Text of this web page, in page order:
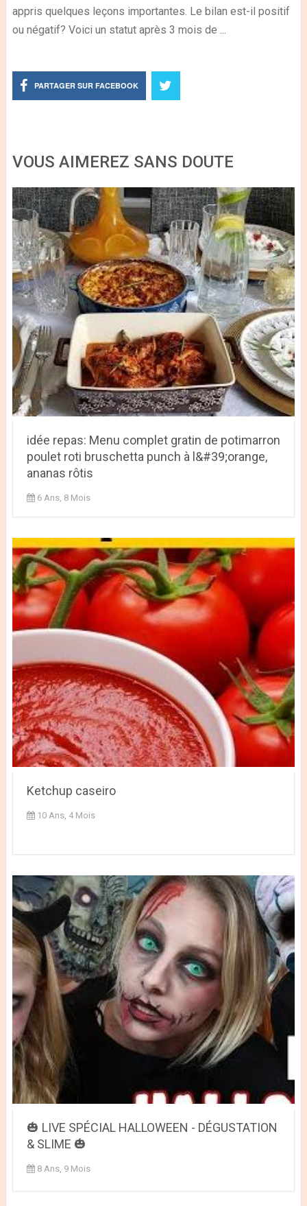
appris quelques leçons importantes. Le bilan est-il positif
ou négatif? Voici un statut après 3 mois de ...
PARTAGER SUR FACEBOOK
VOUS AIMEREZ SANS DOUTE
idée repas: Menu complet gratin de potimarron
poulet roti bruschetta punch à l&#39;orange,
ananas rôtis
6 Ans, 8 Mois
Ketchup caseiro
10 Ans, 4 Mois
🎃 LIVE SPÉCIAL HALLOWEEN - DÉGUSTATION
& SLIME 🎃
8 Ans, 9 Mois